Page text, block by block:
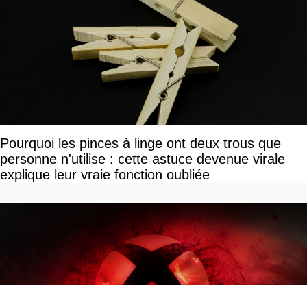
Pourquoi les pinces à linge ont deux trous que
personne n'utilise : cette astuce devenue virale
explique leur vraie fonction oubliée